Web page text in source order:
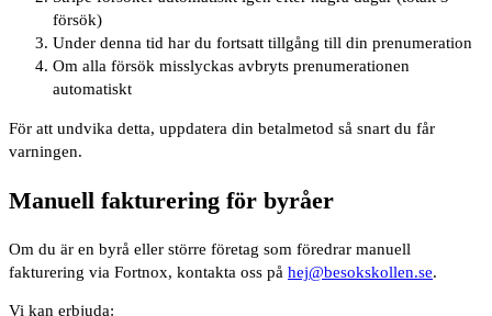
försök)
Under denna tid har du fortsatt tillgång till din prenumeration
Om alla försök misslyckas avbryts prenumerationen
automatiskt
För att undvika detta, uppdatera din betalmetod så snart du får
varningen.
Manuell fakturering för byråer
Om du är en byrå eller större företag som föredrar manuell
fakturering via Fortnox, kontakta oss på hej@besokskollen.se.
Vi kan erbjuda: